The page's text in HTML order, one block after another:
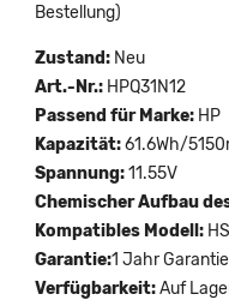
Bestellung)
Zustand: Neu
Art.-Nr.: HPQ31N12
Passend für Marke: HP
Kapazität:61.6Wh/
Spannung:11.55V
Chemischer Aufbau
Kompatibles Modell:
Garantie:1 Jahr
Verfügbarkeit:Auf